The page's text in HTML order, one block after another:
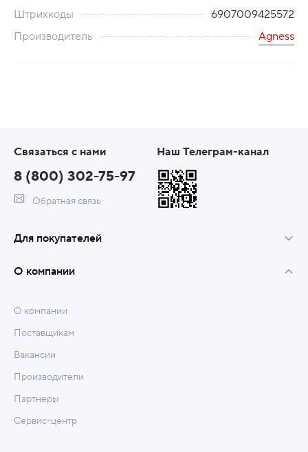
Штрихкоды
6907009425572
Производитель
Agness
Связаться с нами
8 (800) 302-75-97
Обратная связь
Наш Телеграм-канал
Для покупателей
О компании
О компании
Поставщикам
Вакансии
Производители
Партнеры
Сервис-центр